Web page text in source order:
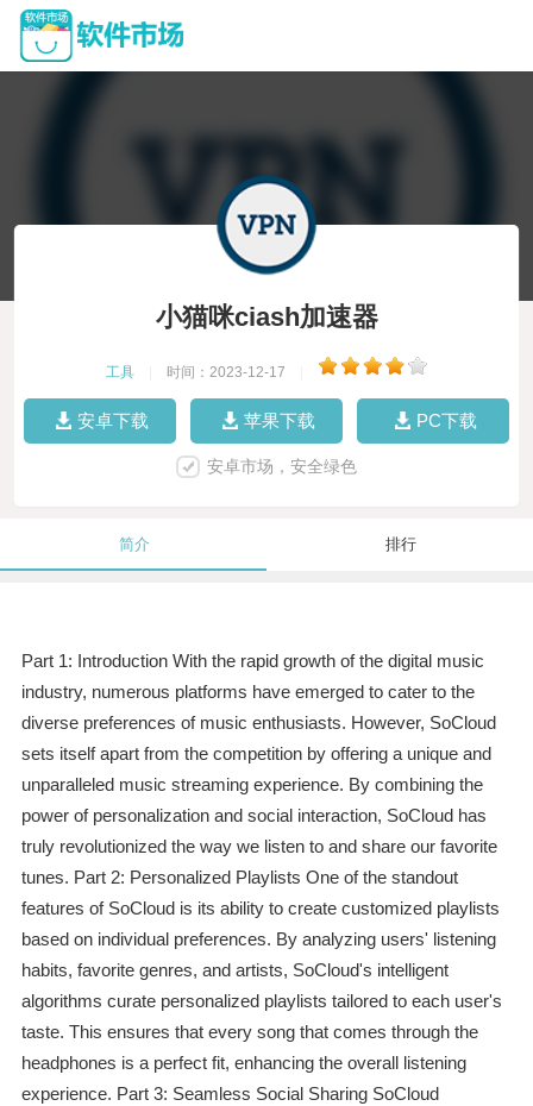
小猫咪ciash加速器
工具 时间：2023-12-17
安卓下载 苹果下载 PC下载
安卓市场，安全绿色
简介 排行
Part 1: Introduction With the rapid growth of the digital music
industry, numerous platforms have emerged to cater to the
diverse preferences of music enthusiasts. However, SoCloud
sets itself apart from the competition by offering a unique and
unparalleled music streaming experience. By combining the
power of personalization and social interaction, SoCloud has
truly revolutionized the way we listen to and share our favorite
tunes. Part 2: Personalized Playlists One of the standout
features of SoCloud is its ability to create customized playlists
based on individual preferences. By analyzing users' listening
habits, favorite genres, and artists, SoCloud's intelligent
algorithms curate personalized playlists tailored to each user's
taste. This ensures that every song that comes through the
headphones is a perfect fit, enhancing the overall listening
experience. Part 3: Seamless Social Sharing SoCloud